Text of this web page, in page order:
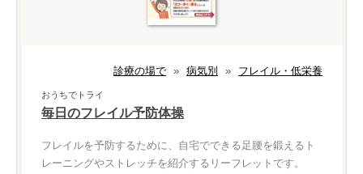
診療の場で » 病気別 » フレイル・低栄養
おうちでトライ
毎日のフレイル予防体操
フレイルを予防するために、自宅でできる足腰を鍛えるト
レーニングやストレッチを紹介するリーフレットです。